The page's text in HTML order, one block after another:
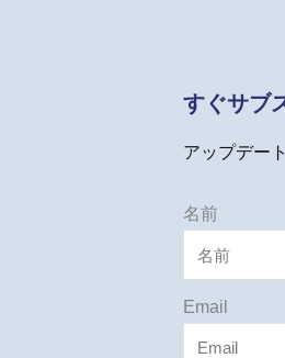
すぐサブ
アップデー
名前
Email